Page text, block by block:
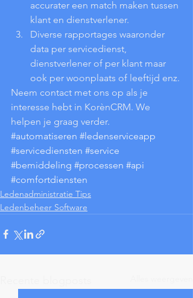
accurater een match maken tussen
klant en dienstverlener.
Diverse rapportages waaronder
data per servicedienst,
dienstverlener of per klant maar
ook per woonplaats of leeftijd enz.
Neem contact met ons op als je
interesse hebt in KorènCRM. We
helpen je graag verder.
#automatiseren #ledenserviceapp
#servicediensten #service
#bemiddeling #processen #api
#comfortdiensten
Ledenadministratie Tips
Ledenbeheer Software